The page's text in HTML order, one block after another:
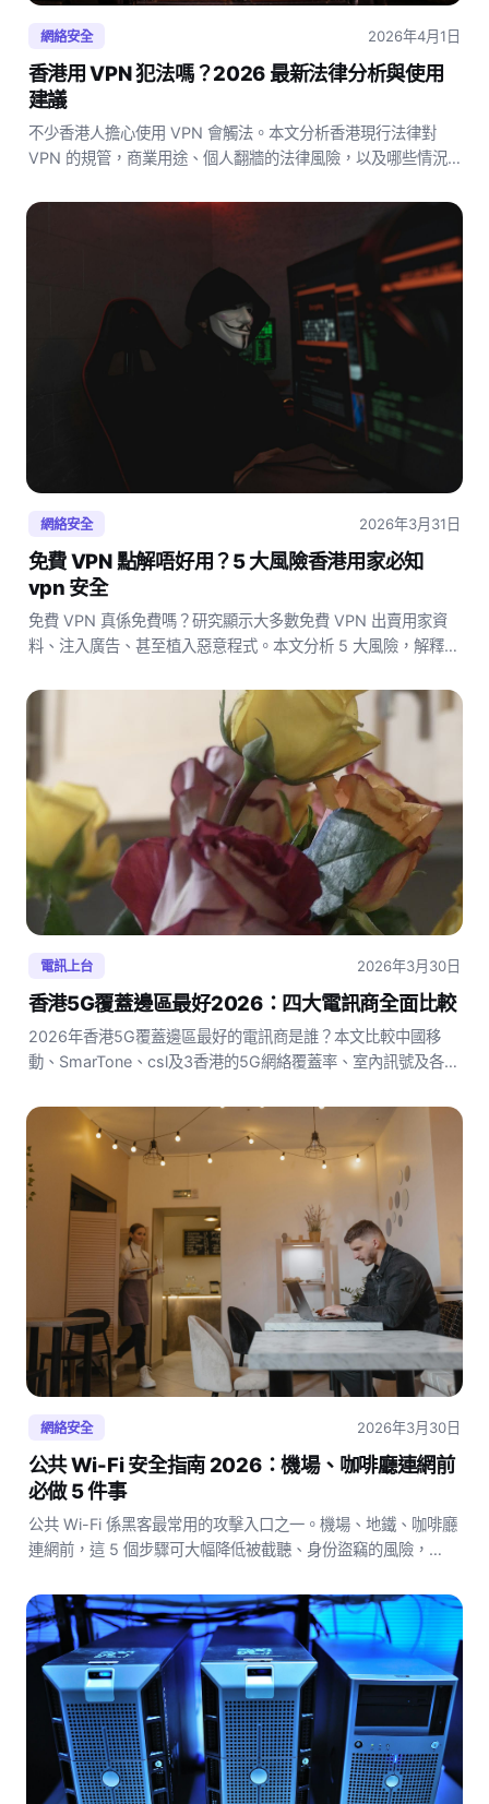
網絡安全 2026年4月1日
香港用 VPN 犯法嗎？2026 最新法律分析與使用
建議
不少香港人擔心使用 VPN 會觸法。本文分析香港現行法律對
VPN 的規管，商業用途、個人翻牆的法律風險，以及哪些情況
網絡安全 2026年3月31日
免費 VPN 點解唔好用？5 大風險香港用家必知
vpn 安全
免費 VPN 真係免費嗎？研究顯示大多數免費 VPN 出賣用家資
料、注入廣告、甚至植入惡意程式。本文分析 5 大風險，解釋為
電訊上台 2026年3月30日
香港5G覆蓋邊區最好2026：四大電訊商全面比較
2026年香港5G覆蓋邊區最好的電訊商是誰？本文比較中國移
動、SmarTone、csl及3香港的5G網絡覆蓋率、室內訊號及各區
網絡安全 2026年3月30日
公共 Wi-Fi 安全指南 2026：機場、咖啡廳連網前
必做 5 件事
公共 Wi-Fi 係黑客最常用的攻擊入口之一。機場、地鐵、咖啡廳
連網前，這 5 個步驟可大幅降低被截聽、身份盜竊的風險，